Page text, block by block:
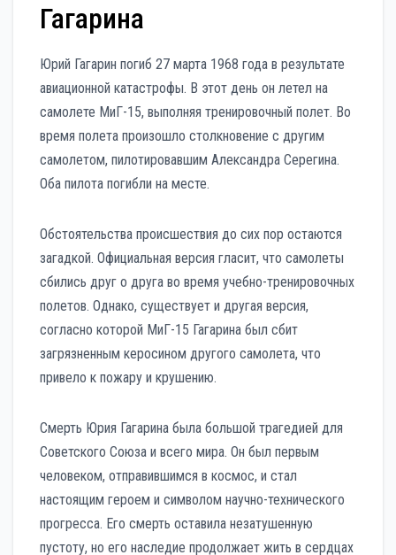
Гагарина
Юрий Гагарин погиб 27 марта 1968 года в результате
авиационной катастрофы. В этот день он летел на
самолете МиГ-15, выполняя тренировочный полет. Во
время полета произошло столкновение с другим
самолетом, пилотировавшим Александра Серегина.
Оба пилота погибли на месте.
Обстоятельства происшествия до сих пор остаются
загадкой. Официальная версия гласит, что самолеты
сбились друг о друга во время учебно-тренировочных
полетов. Однако, существует и другая версия,
согласно которой МиГ-15 Гагарина был сбит
загрязненным керосином другого самолета, что
привело к пожару и крушению.
Смерть Юрия Гагарина была большой трагедией для
Советского Союза и всего мира. Он был первым
человеком, отправившимся в космос, и стал
настоящим героем и символом научно-технического
прогресса. Его смерть оставила незатушенную
пустоту, но его наследие продолжает жить в сердцах